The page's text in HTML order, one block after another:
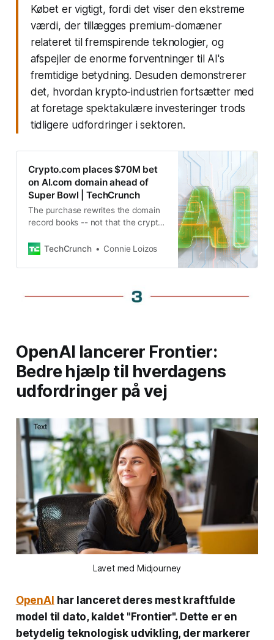
Købet er vigtigt, fordi det viser den ekstreme
værdi, der tillægges premium-domæner
relateret til fremspirende teknologier, og
afspejler de enorme forventninger til AI's
fremtidige betydning. Desuden demonstrerer
det, hvordan krypto-industrien fortsætter med
at foretage spektakulære investeringer trods
tidligere udfordringer i sektoren.
Crypto.com places $70M bet
on AI.com domain ahead of
Super Bowl | TechCrunch
The purchase rewrites the domain
record books -- not that the crypto
restraint when it comes to
TechCrunch Connie Loizos
OpenAI lancerer Frontier:
Bedre hjælp til hverdagens
udfordringer på vej
Lavet med Midjourney
OpenAI har lanceret deres mest kraftfulde
model til dato, kaldet "Frontier". Dette er en
betydelig teknologisk udvikling, der markerer